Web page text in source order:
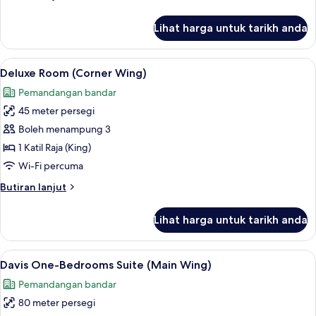
Room
(Main
Wing)
Lihat harga untuk tarikh anda
Lihat
semua
foto
untuk
Deluxe
Room
(Corner
Deluxe Room (Corner Wing) | Peti
5
Deluxe Room (Corner Wing)
Pemandangan bandar
45 meter persegi
Boleh menampung 3
1 Katil Raja (King)
Wi-Fi percuma
Butiran lanjut
Butiran
Room
(Corner
Wing)
Lihat harga untuk tarikh anda
Lihat
semua
foto
untuk
Davis One-Bedrooms Suite (Main
6
Davis One-Bedrooms Suite (Main Wing)
Pemandangan bandar
80 meter persegi